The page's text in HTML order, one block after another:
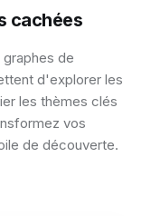
cachées
de
d'explorer les
les thèmes clés
vos
de découverte.